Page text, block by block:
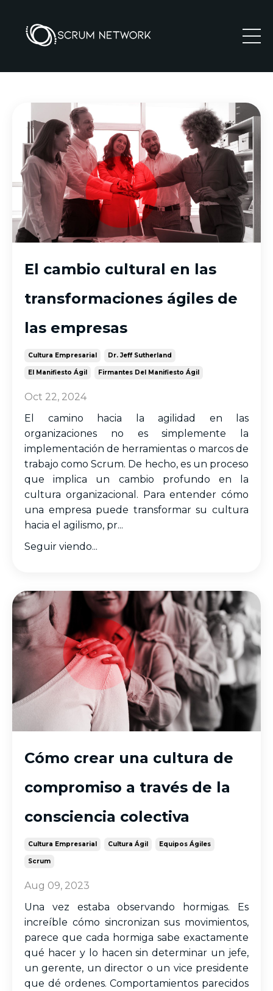
El cambio cultural en las
transformaciones ágiles de
las empresas
Cultura Empresarial Dr. Jeff Sutherland
El Manifiesto Ágil Firmantes Del Manifiesto Ágil
Oct 22, 2024
El camino hacia la agilidad en las
organizaciones no es simplemente la
implementación de herramientas o marcos de
trabajo como Scrum. De hecho, es un proceso
que implica un cambio profundo en la
cultura organizacional. Para entender cómo
una empresa puede transformar su cultura
hacia el agilismo, pr...
Seguir viendo...
Cómo crear una cultura de
compromiso a través de la
consciencia colectiva
Cultura Empresarial Cultura Ágil Equipos Ágiles
Scrum
Aug 09, 2023
Una vez estaba observando hormigas. Es
increíble cómo sincronizan sus movimientos,
parece que cada hormiga sabe exactamente
qué hacer y lo hacen sin determinar un jefe,
un gerente, un director o un vice presidente
que dé ordenes. Comportamientos parecidos